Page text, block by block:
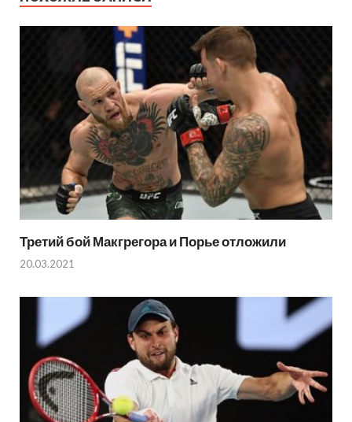
Третий бой Макгрегора и Порье отложили
20.03.2021